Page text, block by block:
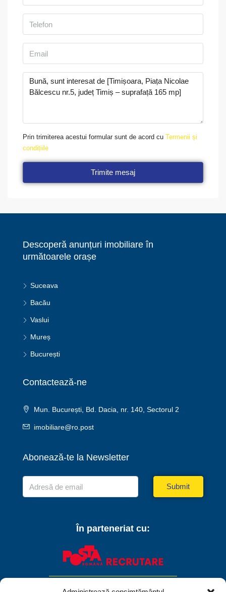
Prin trimiterea acestui formular sunt de acord cu Termenii și
condițiile
Trimite mesaj
Descoperă anunțuri imobiliare în
următoarele orașe
Suceava
Bacău
Vaslui
Mureș
București
Contactează-ne
Mun. București, Bd. Dacia, nr. 140, Sectorul 2
imobiliare@ro.post
Abonează-te la Newsletter
Submit
În parteneriat cu: